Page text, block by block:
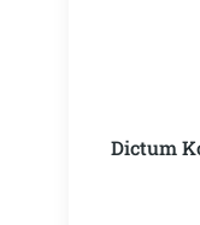
Dictum